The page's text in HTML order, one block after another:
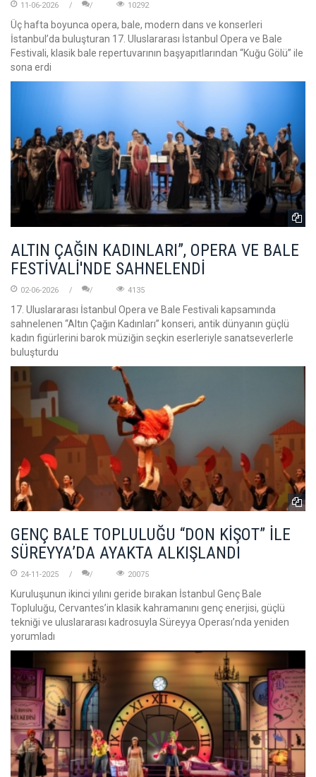
11-06-2026 10292
Üç hafta boyunca opera, bale, modern dans ve konserleri
İstanbul’da buluşturan 17. Uluslararası İstanbul Opera ve Bale
Festivali, klasik bale repertuvarının başyapıtlarından “Kuğu Gölü” ile
sona erdi
ALTIN ÇAĞIN KADINLARI”, OPERA VE BALE
FESTİVALİ'NDE SAHNELENDİ
02-06-2026 4135
17. Uluslararası İstanbul Opera ve Bale Festivali kapsamında
sahnelenen “Altın Çağın Kadınları” konseri, antik dünyanın güçlü
kadın figürlerini barok müziğin seçkin eserleriyle sanatseverlerle
buluşturdu
GENÇ BALE TOPLULUĞU “DON KİŞOT” İLE
SÜREYYA’DA AYAKTA ALKIŞLANDI
24-11-2025 20075
Kuruluşunun ikinci yılını geride bırakan İstanbul Genç Bale
Topluluğu, Cervantes’in klasik kahramanını genç enerjisi, güçlü
tekniği ve uluslararası kadrosuyla Süreyya Operası’nda yeniden
yorumladı